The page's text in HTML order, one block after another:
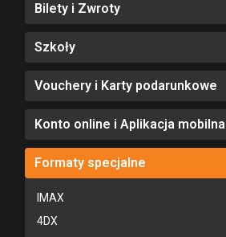
Bilety i Zwroty
Szkoły
Vouchery i Karty podarunkowe
Konto online i Aplikacja mobilna
Formaty specjalne
IMAX
4DX